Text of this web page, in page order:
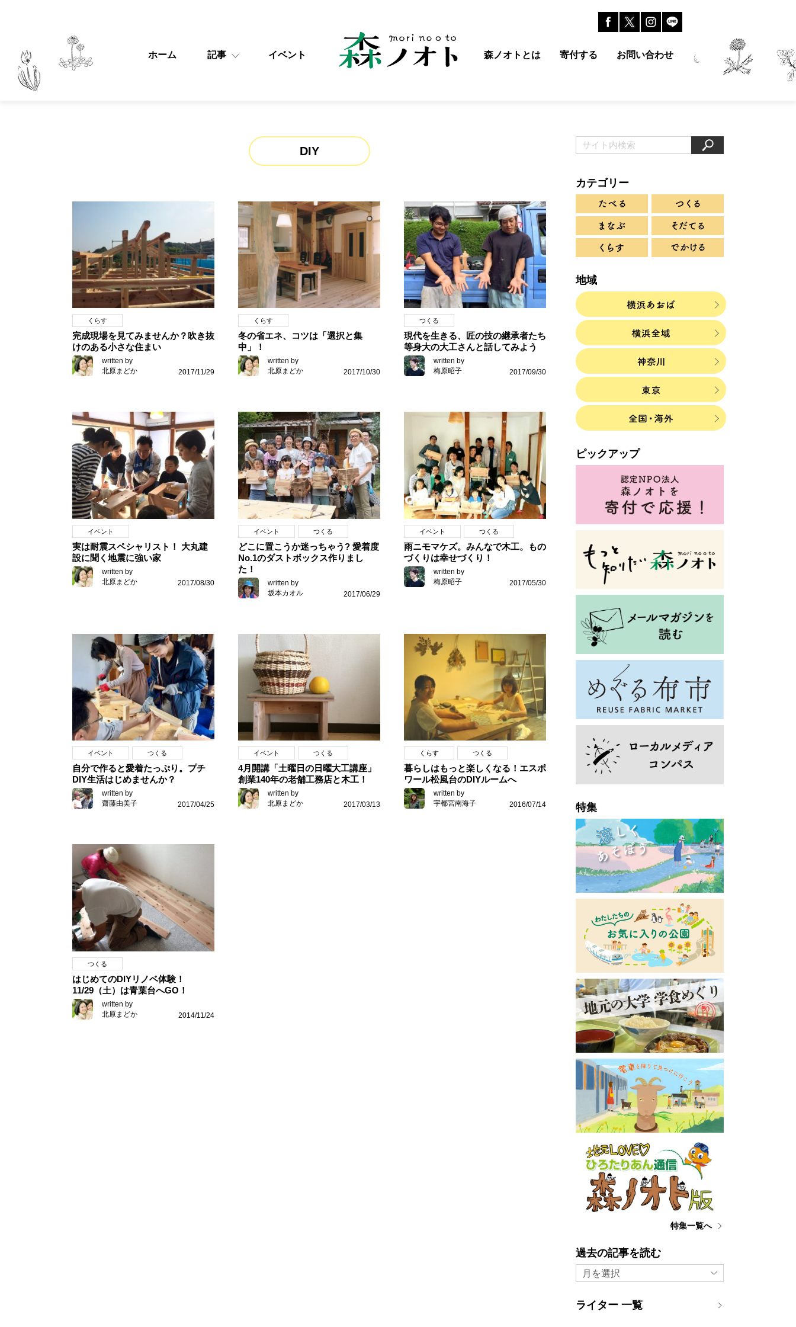
ホーム 記事 イベント 森ノオトとは 寄付する お問い合わせ
DIY
くらす
完成現場を見てみませんか？吹き抜
けのある小さな住まい
written by
北原まどか
2017/11/29
くらす
冬の省エネ、コツは「選択と集
中」！
written by
北原まどか
2017/10/30
つくる
現代を生きる、匠の技の継承者たち
等身大の大工さんと話してみよう
written by
梅原昭子
2017/09/30
イベント
実は耐震スペシャリスト！ 大丸建
設に聞く地震に強い家
written by
北原まどか
2017/08/30
イベント つくる
どこに置こうか迷っちゃう? 愛着度
No.1のダストボックス作りまし
た！
written by
坂本カオル
2017/06/29
イベント つくる
雨ニモマケズ。みんなで木工。もの
づくりは幸せづくり！
written by
梅原昭子
2017/05/30
イベント つくる
自分で作ると愛着たっぷり。プチ
DIY生活はじめませんか？
written by
齋藤由美子
2017/04/25
イベント つくる
4月開講「土曜日の日曜大工講座」
創業140年の老舗工務店と木工！
written by
北原まどか
2017/03/13
くらす つくる
暮らしはもっと楽しくなる！エスポ
ワール松風台のDIYルームへ
written by
宇都宮南海子
2016/07/14
つくる
はじめてのDIYリノベ体験！
11/29（土）は青葉台へGO！
written by
北原まどか
2014/11/24
カテゴリー
地域
ピックアップ
特集
特集一覧へ
過去の記事を読む
月を選択
ライター 一覧